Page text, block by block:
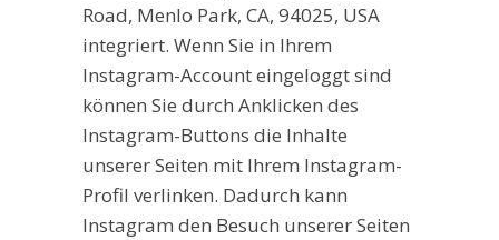
Road, Menlo Park, CA, 94025, USA
integriert. Wenn Sie in Ihrem
Instagram-Account eingeloggt sind
können Sie durch Anklicken des
Instagram-Buttons die Inhalte
unserer Seiten mit Ihrem Instagram-
Profil verlinken. Dadurch kann
Instagram den Besuch unserer Seiten